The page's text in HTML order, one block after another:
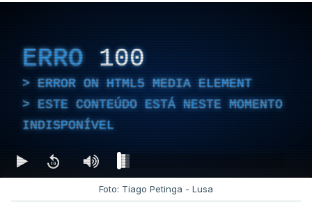
ERRO 100
ERROR ON HTML5 MEDIA ELEMENT
ESTE CONTEÚDO ESTÁ NESTE MOMENTO
INDISPONÍVEL
Foto: Tiago Petinga - Lusa